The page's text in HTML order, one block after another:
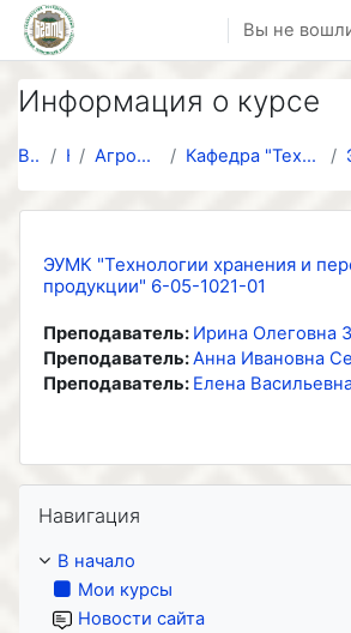
Перейти к основному содержанию
Вы не
Информация о курсе
В начало Курсы Агромеханический факультет Кафедра "Технологий и механизации животноводства и...
ЭУМК "Технологии хранения и
продукции" 6-05-1021-01
Преподаватель: Ирина Олеговна
Преподаватель:Анна Ивановна
Преподаватель: Елена
Навигация
В начало
Мои курсы
Новости сайта